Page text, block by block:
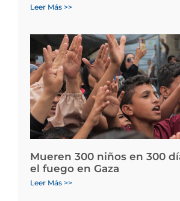
Leer Más >>
Mueren 300 niños en 300
el fuego en Gaza
Leer Más >>